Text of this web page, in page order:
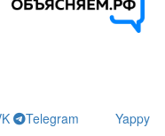
Telegram
Yappy